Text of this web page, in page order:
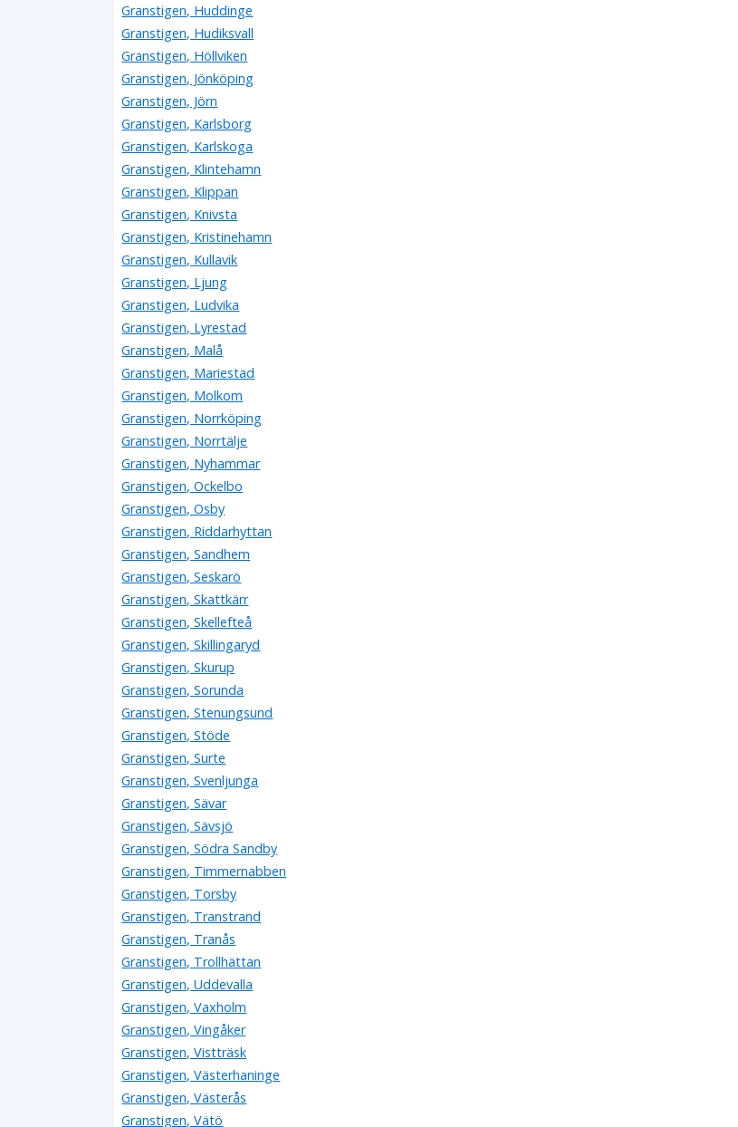
Granstigen, Huddinge
Granstigen, Hudiksvall
Granstigen, Höllviken
Granstigen, Jönköping
Granstigen, Jörn
Granstigen, Karlsborg
Granstigen, Karlskoga
Granstigen, Klintehamn
Granstigen, Klippan
Granstigen, Knivsta
Granstigen, Kristinehamn
Granstigen, Kullavik
Granstigen, Ljung
Granstigen, Ludvika
Granstigen, Lyrestad
Granstigen, Malå
Granstigen, Mariestad
Granstigen, Molkom
Granstigen, Norrköping
Granstigen, Norrtälje
Granstigen, Nyhammar
Granstigen, Ockelbo
Granstigen, Osby
Granstigen, Riddarhyttan
Granstigen, Sandhem
Granstigen, Seskarö
Granstigen, Skattkärr
Granstigen, Skellefteå
Granstigen, Skillingaryd
Granstigen, Skurup
Granstigen, Sorunda
Granstigen, Stenungsund
Granstigen, Stöde
Granstigen, Surte
Granstigen, Svenljunga
Granstigen, Sävar
Granstigen, Sävsjö
Granstigen, Södra Sandby
Granstigen, Timmernabben
Granstigen, Torsby
Granstigen, Transtrand
Granstigen, Tranås
Granstigen, Trollhättan
Granstigen, Uddevalla
Granstigen, Vaxholm
Granstigen, Vingåker
Granstigen, Vistträsk
Granstigen, Västerhaninge
Granstigen, Västerås
Granstigen, Vätö